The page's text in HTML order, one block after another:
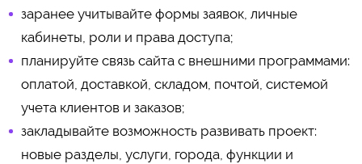
заранее учитывайте формы заявок, личные
кабинеты, роли и права доступа;
планируйте связь сайта с внешними программами:
оплатой, доставкой, складом, почтой, системой
учета клиентов и заказов;
закладывайте возможность развивать проект:
новые разделы, услуги, города, функции и